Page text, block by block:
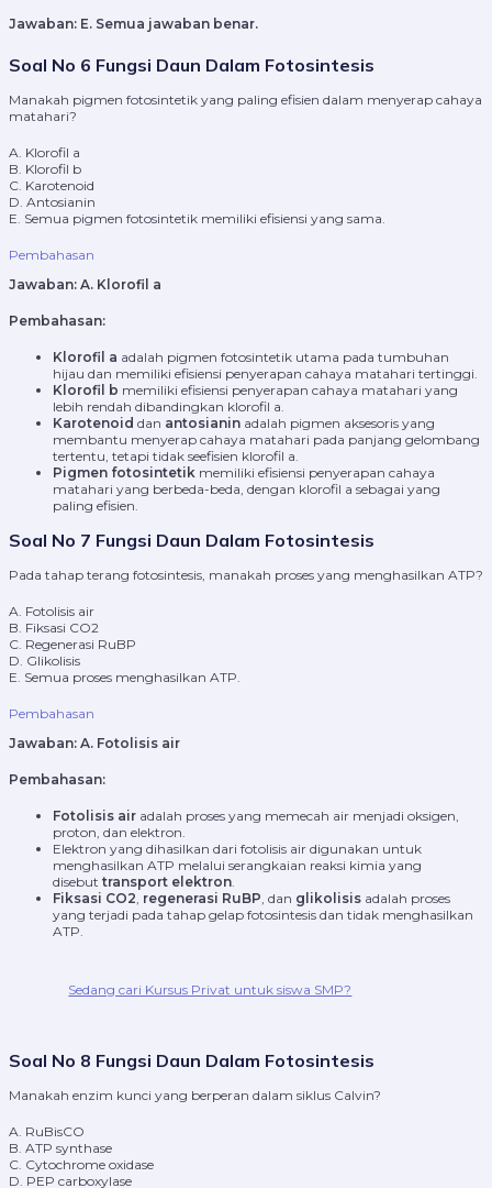
Jawaban: E. Semua jawaban benar.
Soal No 6 Fungsi Daun Dalam Fotosintesis
Manakah pigmen fotosintetik yang paling efisien dalam menyerap cahaya
matahari?
A. Klorofil a
B. Klorofil b
C. Karotenoid
D. Antosianin
E. Semua pigmen fotosintetik memiliki efisiensi yang sama.
Pembahasan
Jawaban: A. Klorofil a
Pembahasan:
Klorofil a adalah pigmen fotosintetik utama pada tumbuhan
hijau dan memiliki efisiensi penyerapan cahaya matahari tertinggi.
Klorofil b memiliki efisiensi penyerapan cahaya matahari yang
lebih rendah dibandingkan klorofil a.
Karotenoid dan antosianin adalah pigmen aksesoris yang
membantu menyerap cahaya matahari pada panjang gelombang
tertentu, tetapi tidak seefisien klorofil a.
Pigmen fotosintetik memiliki efisiensi penyerapan cahaya
matahari yang berbeda-beda, dengan klorofil a sebagai yang
paling efisien.
Soal No 7 Fungsi Daun Dalam Fotosintesis
Pada tahap terang fotosintesis, manakah proses yang menghasilkan ATP?
A. Fotolisis air
B. Fiksasi CO2
C. Regenerasi RuBP
D. Glikolisis
E. Semua proses menghasilkan ATP.
Pembahasan
Jawaban: A. Fotolisis air
Pembahasan:
Fotolisis air adalah proses yang memecah air menjadi oksigen,
proton, dan elektron.
Elektron yang dihasilkan dari fotolisis air digunakan untuk
menghasilkan ATP melalui serangkaian reaksi kimia yang
disebut transport elektron
Fiksasi CO2 regenerasi RuBP , dan glikolisis adalah proses
yang terjadi pada tahap gelap fotosintesis dan tidak menghasilkan
ATP.
Sedang cari Kursus Privat untuk siswa SMP?
Soal No 8 Fungsi Daun Dalam Fotosintesis
Manakah enzim kunci yang berperan dalam siklus Calvin?
A. RuBisCO
B. ATP synthase
C. Cytochrome oxidase
D. PEP carboxylase